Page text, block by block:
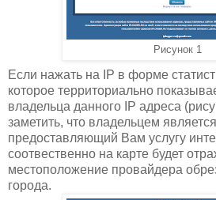
Рисунок 1
Если нажать на IP в форме
которое территориально
владельца данного IP адреса
заметить, что владельцем
предоставляющий Вам услугу
соотвественно на карте будет
местоположение провайдера
города.